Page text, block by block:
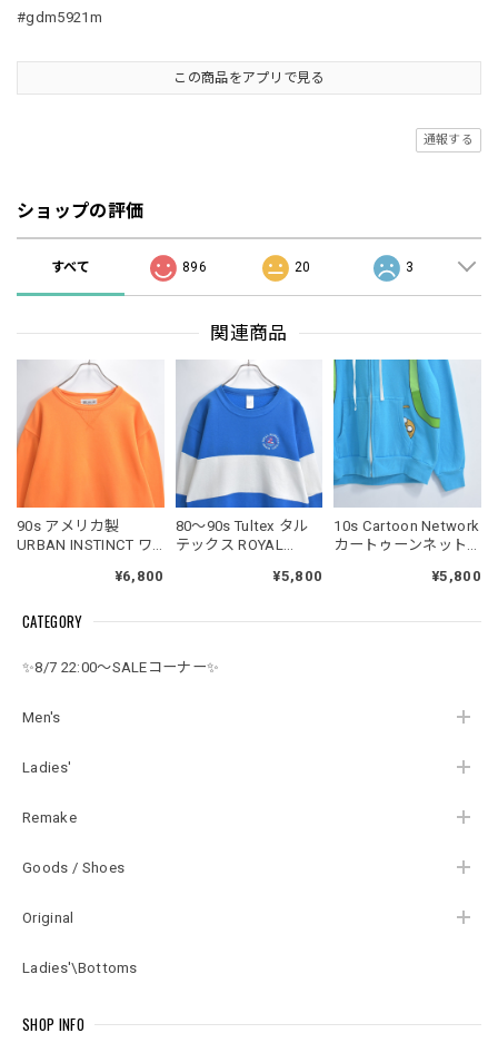
CATEGORY
✨8/7 22:00～SALEコーナー✨
Men's
Ladies'
Remake
Goods / Shoes
Original
Ladies'\Bottoms
SHOP INFO
#gdm5921m
この商品をアプリで見る
通報する
ショップの評価
すべて 896 20 3
関連商品
90s アメリカ製
URBAN INSTINCT ワ
ーネック トレーナー
スウェット ヴィンテ
古着 ユニセックスデ
ザイン
¥6,800
80～90s Tultex タル
テックス ROYAL
CLUB 刺繍 カラーブ
ェット トレーナー ヴ
ジ USA アメリカ古着
メンズS
¥5,800
10s Cartoon Network
カートゥーンネット
ータイム キャラクタ
ディー トロンプルイ
¥5,800